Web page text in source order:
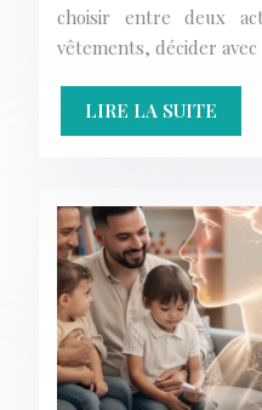
choisir entre deux
vêtements, décider
LIRE LA SUITE